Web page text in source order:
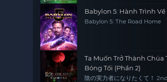
Babylon 5: Hành Trình Về
Babylon 5: The Road Home
Ta Muốn Trở Thành Chúa
Bóng Tối (Phần 2)
陰の実力者になりたくて！